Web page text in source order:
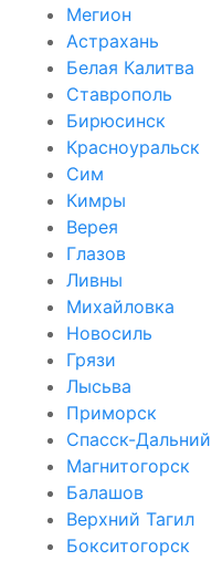
Мегион
Астрахань
Белая Калитва
Ставрополь
Бирюсинск
Красноуральск
Сим
Кимры
Верея
Глазов
Ливны
Михайловка
Новосиль
Грязи
Лысьва
Приморск
Спасск-Дальний
Магнитогорск
Балашов
Верхний Тагил
Бокситогорск